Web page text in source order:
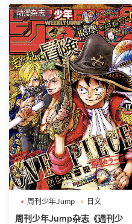
动漫杂志
周刊少年Jump
日文
週刊少年ジャンプ
周刊少年Jump杂志《週刊少